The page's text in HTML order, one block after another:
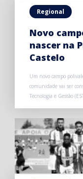
Regional
Novo
nascer na
Castelo
Um novo campo
comunidade vai ser
Tecnologia e Gestão